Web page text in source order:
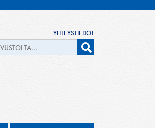
YHTEYSTIEDOT